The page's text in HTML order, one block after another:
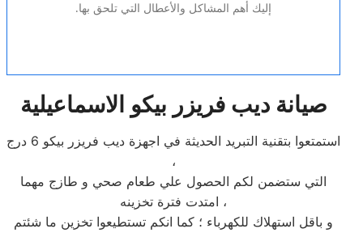
إليك أهم المشاكل والأعطال التي تلحق بها.
صيانة ديب فريزر بيكو الاسماعيلية
استمتعوا بتقنية التبريد الحديثة في اجهزة ديب فريزر بيكو 6 درج
،
التي ستضمن لكم الحصول علي طعام صحي و طازج مهما
امتدت فترة تخزينه ،
و باقل استهلاك للكهرباء ؛ كما انكم تستطيعوا تخزين ما شئتم